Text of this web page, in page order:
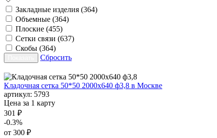
Закладные изделия (364)
Объемные (364)
Плоские (455)
Сетки связи (637)
Скобы (364)
Сбросить
Кладочная сетка 50*50 2000х640 ф3,8 в Москве
артикул: 5793
Цена за 1 карту
301 ₽
-0.3%
от 300 ₽